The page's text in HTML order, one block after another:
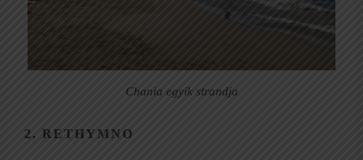
Chania egyik strandja
2. RETHYMNO